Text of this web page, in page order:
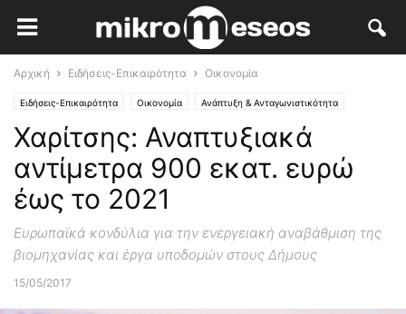
Αρχική Ειδήσεις-Επικαιρότητα Οικονομία
Ειδήσεις-Επικαιρότητα Οικονομία Ανάπτυξη & Ανταγωνιστικότητα
Χαρίτσης: Αναπτυξιακά
αντίμετρα 900 εκατ. ευρώ
έως το 2021
Ευρωπαϊκά κονδύλια για την ενεργειακή αναβάθμιση της
βιομηχανίας και έργα υποδομών στους Δήμους
15/05/2017